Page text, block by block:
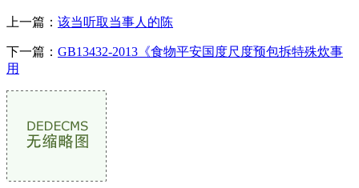
上一篇： 该当听取当事人的陈
下一篇： GB13432-2013《食物平安国度尺度预包拆特殊炊事
用